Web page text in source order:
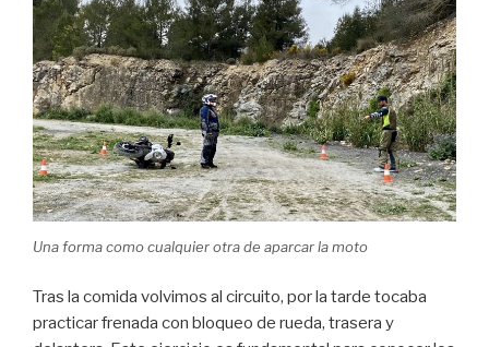
Una forma como cualquier otra de aparcar la moto
Tras la comida volvimos al circuito, por la tarde tocaba
practicar frenada con bloqueo de rueda, trasera y